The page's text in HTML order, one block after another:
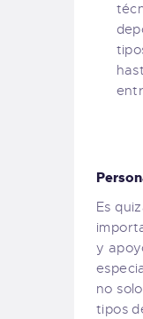
Es
y
no
tipos